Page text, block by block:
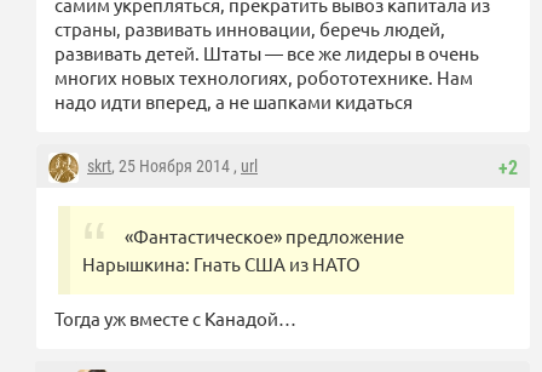
страны, развивать инновации, беречь людей,
развивать детей. Штаты — все же лидеры в очень
многих новых технологиях, робототехнике. Нам
надо идти вперед, а не шапками кидаться
+2
skrt, 25 Ноября 2014 , url
«Фантастическое» предложение
Нарышкина: Гнать США из НАТО
Тогда уж вместе с Канадой…